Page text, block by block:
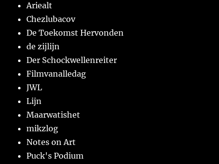
Ariealt
Chezlubacov
De Toekomst Hervonden
de zijlijn
Der Schockwellenreiter
Filmvanalledag
JWL
Lijn
Maarwatishet
mikzlog
Notes on Art
Puck's Podium